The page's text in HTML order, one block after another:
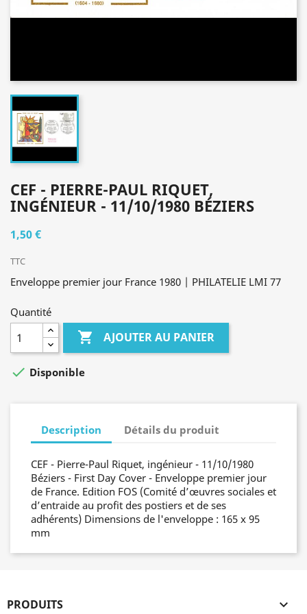
CEF - PIERRE-PAUL RIQUET,
INGÉNIEUR - 11/10/1980 BÉZIERS
1,50 €
TTC
Enveloppe premier jour France 1980 | PHILATELIE LMI 77
Quantité
 AJOUTER AU PANIER
 Disponible
Description Détails du produit
CEF - Pierre-Paul Riquet, ingénieur - 11/10/1980
Béziers - First Day Cover - Enveloppe premier jour
de France. Edition FOS (Comité d’œuvres sociales et
d’entraide au profit des postiers et de ses
adhérents) Dimensions de l'enveloppe : 165 x 95
mm
PRODUITS 